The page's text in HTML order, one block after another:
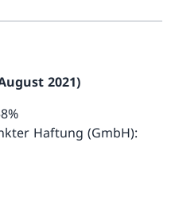
2021)
Haftung (GmbH):